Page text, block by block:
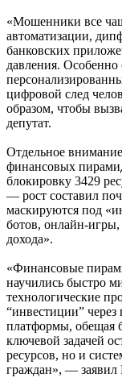
«Мошенники все
автоматизации,
банковских
давления. Особенно
цифровой след
образом, чтобы
депутат.
Отдельное
финансовых
блокировку 3429
— рост составил
маскируются под
ботов, онлайн-
дохода».
«Финансовые
научились быстро
технологические
“инвестиции”
платформы, обещая
ключевой задачей
ресурсов, но и
граждан», —